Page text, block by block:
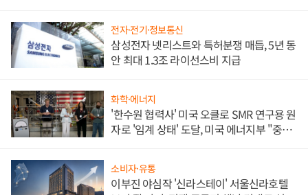
전자·전기·정보통신
삼성전자 넷리스트와 특허분쟁 매듭, 5년 동
안 최대 1.3조 라이선스비 지급
화학·에너지
'한수원 협력사' 미국 오클로 SMR 연구용 원
자로 '임계 상태' 도달, 미국 에너지부 "중요
소비자·유통
이부진 야심작 '신라스테이' 서울신라호텔